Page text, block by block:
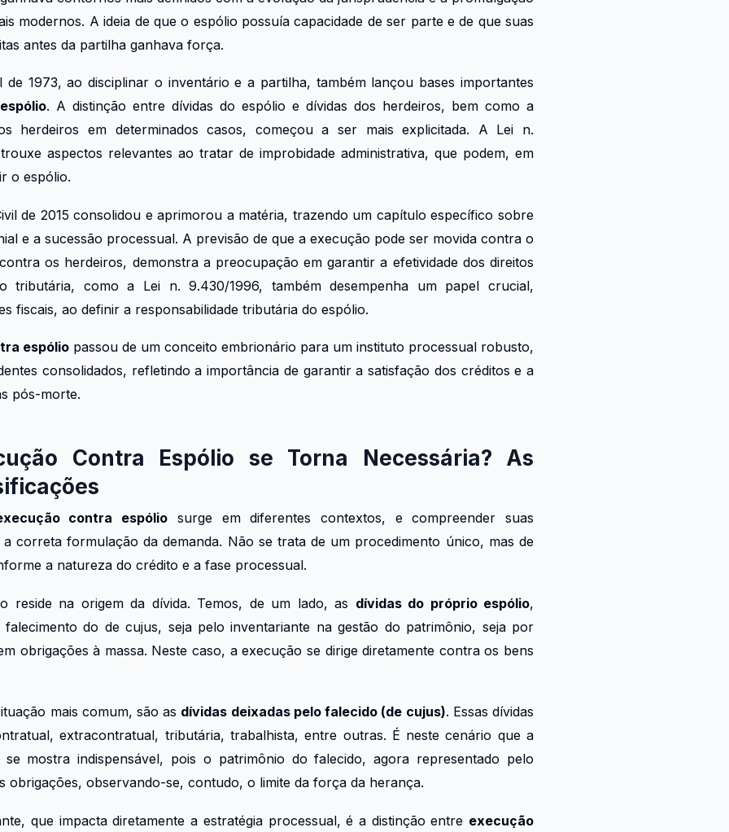
modernos. A ideia de que o espólio possuía capacidade de ser parte e de que suas
antes da partilha ganhava força.
de 1973, ao disciplinar o inventário e a partilha, também lançou bases importantes
. A distinção entre dívidas do espólio e dívidas dos herdeiros, bem como a
herdeiros em determinados casos, começou a ser mais explicitada. A Lei n.
aspectos relevantes ao tratar de improbidade administrativa, que podem, em
o espólio.
de 2015 consolidou e aprimorou a matéria, trazendo um capítulo específico sobre
e a sucessão processual. A previsão de que a execução pode ser movida contra o
os herdeiros, demonstra a preocupação em garantir a efetividade dos direitos
tributária, como a Lei n. 9.430/1996, também desempenha um papel crucial,
fiscais, ao definir a responsabilidade tributária do espólio.
espólio passou de um conceito embrionário para um instituto processual robusto,
consolidados, refletindo a importância de garantir a satisfação dos créditos e a
pós-morte.
Contra Espólio se Torna Necessária? As
contra espólio surge em diferentes contextos, e compreender suas
correta formulação da demanda. Não se trata de um procedimento único, mas de
a natureza do crédito e a fase processual.
reside na origem da dívida. Temos, de um lado, as dívidas do próprio espólio,
do de cujus, seja pelo inventariante na gestão do patrimônio, seja por
obrigações à massa. Neste caso, a execução se dirige diretamente contra os bens
mais comum, são as dívidas deixadas pelo falecido (de cujus). Essas dívidas
extracontratual, tributária, trabalhista, entre outras. É neste cenário que a
mostra indispensável, pois o patrimônio do falecido, agora representado pelo
obrigações, observando-se, contudo, o limite da força da herança.
que impacta diretamente a estratégia processual, é a distinção entre execução